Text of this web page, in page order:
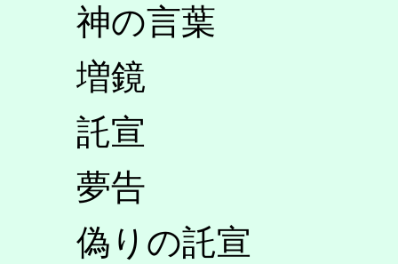
神の言葉
増鏡
託宣
夢告
偽りの託宣